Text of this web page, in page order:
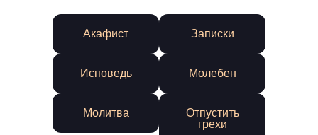
Акафист Записки
Исповедь Молебен
Молитва
Отпустить
грехи